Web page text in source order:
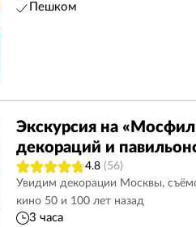
Пешком
Экскурсия на
декораций и
4.8 (56)
Увидим декорации Москвы,
кино 50 и 100 лет назад
3 часа